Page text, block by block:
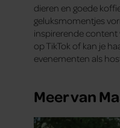
dieren en goede
geluksmomentjes
inspirerende content
op TikTok of kan je
evenementen als
Meer van